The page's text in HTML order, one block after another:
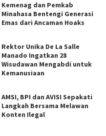
Kemenag dan Pemkab
Minahasa Bentengi Generasi
Emas dari Ancaman Hoaks
Rektor Unika De La Salle
Manado Ingatkan 28
Wisudawan Mengabdi untuk
Kemanusiaan
AMSI, BPI dan AVISI Sepakati
Langkah Bersama Melawan
Konten Ilegal